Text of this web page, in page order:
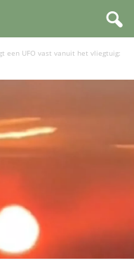
een UFO vast vanuit het vliegtuig: